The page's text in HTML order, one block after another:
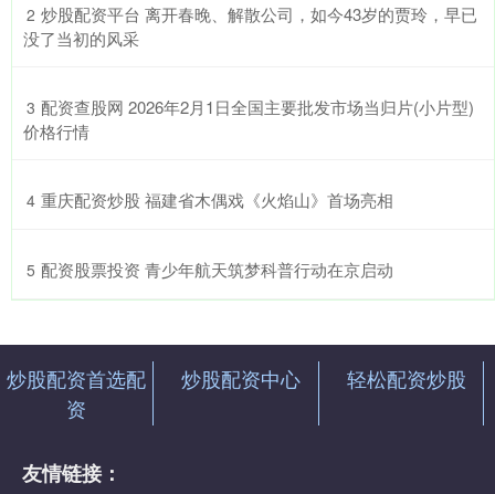
2 ​炒股配资平台 离开春晚、解散公司，如今43岁的贾玲，早已
没了当初的风采
3 ​配资查股网 2026年2月1日全国主要批发市场当归片(小片型)
价格行情
4 ​重庆配资炒股 福建省木偶戏《火焰山》首场亮相
5 ​配资股票投资 青少年航天筑梦科普行动在京启动
炒股配资首选配
资
炒股配资中心 轻松配资炒股
友情链接：